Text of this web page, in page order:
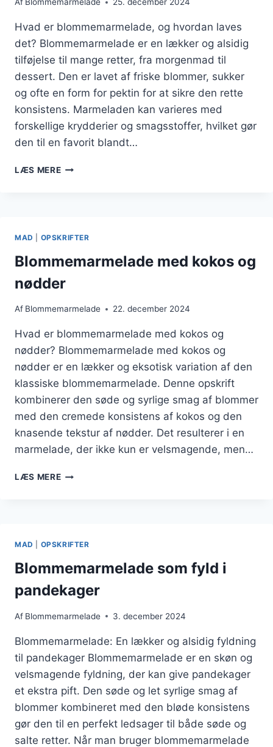
Hvad er blommemarmelade, og hvordan laves
det? Blommemarmelade er en lækker og alsidig
tilføjelse til mange retter, fra morgenmad til
dessert. Den er lavet af friske blommer, sukker
og ofte en form for pektin for at sikre den rette
konsistens. Marmeladen kan varieres med
forskellige krydderier og smagsstoffer, hvilket gør
den til en favorit blandt…
LÆS MEREBLOMMEMARMELADE
MAD OPSKRIFTER
Blommemarmelade med kokos og
nødder
Af Blommemarmelade 22. december 2024
Hvad er blommemarmelade med kokos og
nødder? Blommemarmelade med kokos og
nødder er en lækker og eksotisk variation af den
klassiske blommemarmelade. Denne opskrift
kombinerer den søde og syrlige smag af blommer
med den cremede konsistens af kokos og den
knasende tekstur af nødder. Det resulterer i en
marmelade, der ikke kun er velsmagende, men…
LÆS MEREBLOMMEMARMELADE
MAD OPSKRIFTER
Blommemarmelade som fyld i
pandekager
Af Blommemarmelade 3. december 2024
Blommemarmelade: En lækker og alsidig fyldning
til pandekager Blommemarmelade er en skøn og
velsmagende fyldning, der kan give pandekager
et ekstra pift. Den søde og let syrlige smag af
blommer kombineret med den bløde konsistens
gør den til en perfekt ledsager til både søde og
salte retter. Når man bruger blommemarmelade